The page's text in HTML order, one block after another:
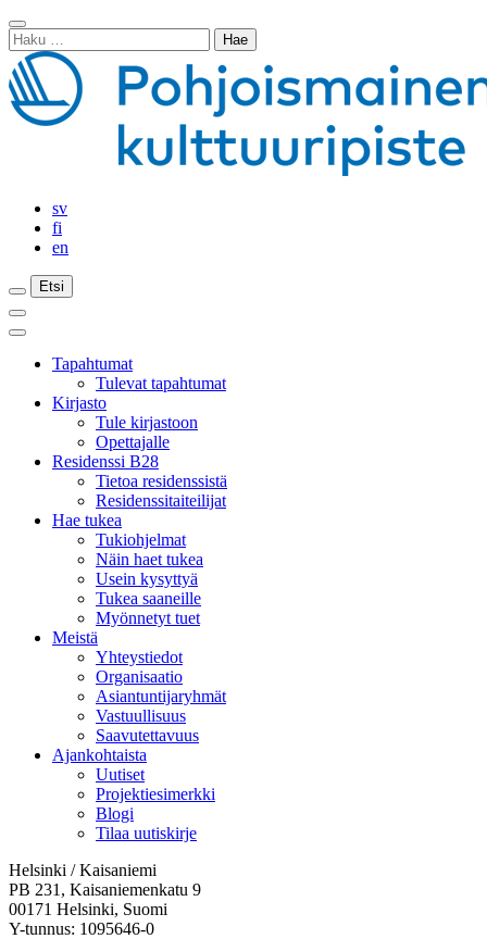
Siirry
sisältöön
Sulje
haku
Haku:
sv
fi
en
Etsi
Etsi
Etsi
Päävalikko
Sulje
päävalikkoTapahtumat
Tulevat tapahtumat
Kirjasto
Tule kirjastoon
Opettajalle
Residenssi B28
Tietoa residenssistä
Residenssitaiteilijat
Hae tukea
Tukiohjelmat
Näin haet tukea
Usein kysyttyä
Tukea saaneille
Myönnetyt tuet
Meistä
Yhteystiedot
Organisaatio
Asiantuntijaryhmät
Vastuullisuus
Saavutettavuus
Ajankohtaista
Uutiset
Projektiesimerkki
Blogi
Tilaa uutiskirje
Helsinki / Kaisaniemi
PB 231, Kaisaniemenkatu 9
00171 Helsinki, Suomi
Y-tunnus: 1095646-0